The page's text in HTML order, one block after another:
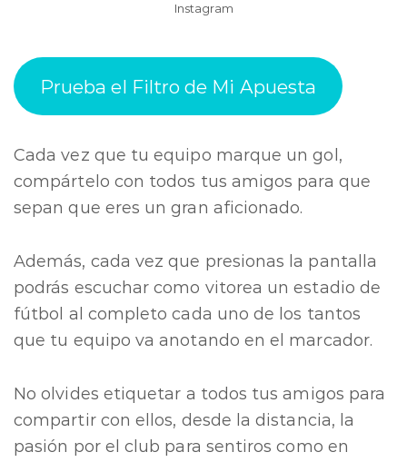
Instagram
Prueba el Filtro de Mi Apuesta
Cada vez que tu equipo marque un gol,
compártelo con todos tus amigos para que
sepan que eres un gran aficionado.
Además, cada vez que presionas la pantalla
podrás escuchar como vitorea un estadio de
fútbol al completo cada uno de los tantos
que tu equipo va anotando en el marcador.
No olvides etiquetar a todos tus amigos para
compartir con ellos, desde la distancia, la
pasión por el club para sentiros como en